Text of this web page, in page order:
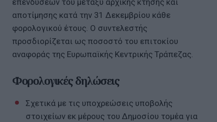
αποτίμησης κατά την 31 Δεκεμβρίου κάθε
φορολογικού έτους. Ο συντελεστής
προσδιορίζεται ως ποσοστό του επιτοκίου
αναφοράς της Ευρωπαϊκής Κεντρικής Τράπεζας.
Φορολογικές δηλώσεις
Σχετικά με τις υποχρεώσεις υποβολής
στοιχείων εκ μέρους του Δημοσίου τομέα για